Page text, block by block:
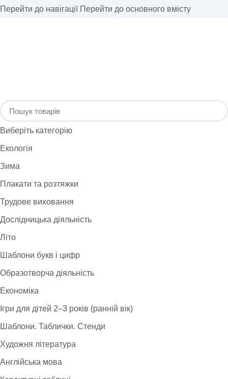
Перейти до навігації Перейти до основного вмісту
Виберіть категорію
Екологія
Зима
Плакати та розтяжки
Трудове виховання
Дослідницька діяльність
Літо
Шаблони букв і цифр
Образотворча діяльність
Економіка
Ігри для дітей 2–3 років (ранній вік)
Шаблони. Таблички. Стенди
Художня література
Англійська мова